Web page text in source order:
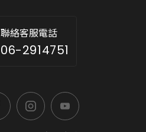
聯絡客服電話
06-2914751